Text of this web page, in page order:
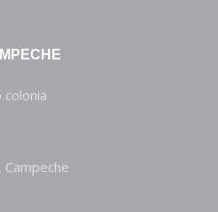
Campeche